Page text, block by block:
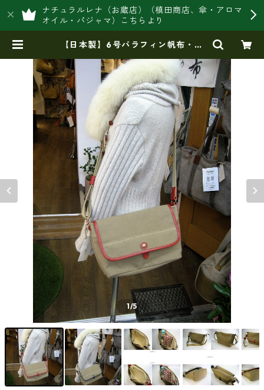
ナチュラルレナ（お蔵店）（槙田商店、傘・アロマ
オイル・パジャマ）こちらより
【日本製】6号パラフィン帆布・ヌ
-45 | 豊岡製オリジナルバッグ製造
販売【日本製・バッグ財布 専門
店】レナ ジャパンメイド ショッ
プ
1/5